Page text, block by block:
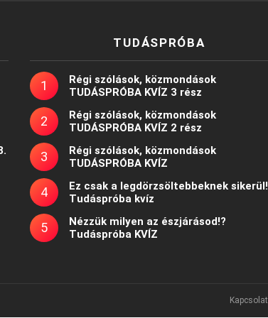
TUDÁSPRÓBA
Régi szólások, közmondások
TUDÁSPRÓBA KVÍZ 3 rész
Régi szólások, közmondások
TUDÁSPRÓBA KVÍZ 2 rész
Régi szólások, közmondások
TUDÁSPRÓBA KVÍZ
Ez csak a legdörzsöltebbeknek sikerül!
Tudáspróba kvíz
Nézzük milyen az észjárásod!?
Tudáspróba KVÍZ
Kapcsolat